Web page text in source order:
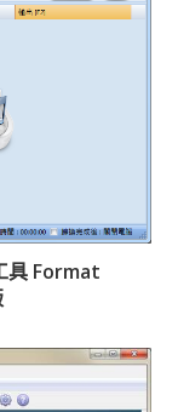
具 Format